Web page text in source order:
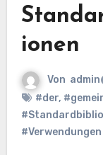
ionen
Von admin
#der,
#Verwendungen